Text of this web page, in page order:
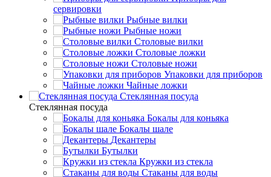
сервировки
Рыбные вилки
Рыбные ножи
Столовые вилки
Столовые ложки
Столовые ножи
Упаковки для приборов
Чайные ложки
Стеклянная посуда
Стеклянная посуда
Бокалы для коньяка
Бокалы шале
Декантеры
Бутылки
Кружки из стекла
Стаканы для воды